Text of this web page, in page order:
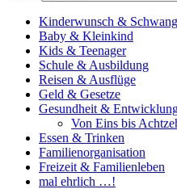
Kinderwunsch &
Baby & Kleinkind
Kids & Teenager
Schule & Ausbildung
Reisen & Ausflüge
Geld & Gesetze
Gesundheit &
Von Eins bis
Essen & Trinken
Familienorganisation
Freizeit & Familienleben
mal ehrlich …!